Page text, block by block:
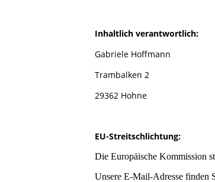
Inhaltlich verantwortlich:
Gabriele Hoffmann
Trambalken 2
29362 Hohne
EU-Streitschlichtung:
Die Europäische Kommission
Unsere E-Mail-Adresse finden